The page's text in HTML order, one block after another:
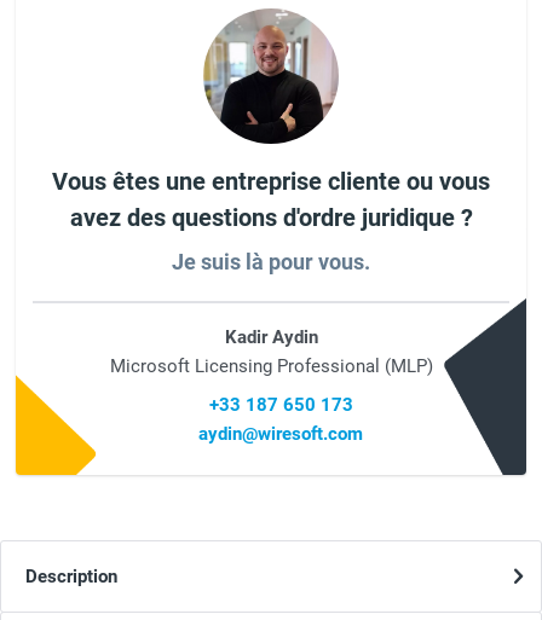
Vous êtes une entreprise cliente ou vous
avez des questions d'ordre juridique ?
Je suis là pour vous.
Kadir Aydin
Microsoft Licensing Professional (MLP)
+33 187 650 173
aydin@wiresoft.com
Description